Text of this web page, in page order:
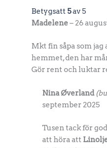
Betygsatt 5av 5
Madelene –26
Mkt fin såpa som
hemmet, den har
Gör rent och luktar
Nina Øverland
september 2025
Tusen tack för
att höra att